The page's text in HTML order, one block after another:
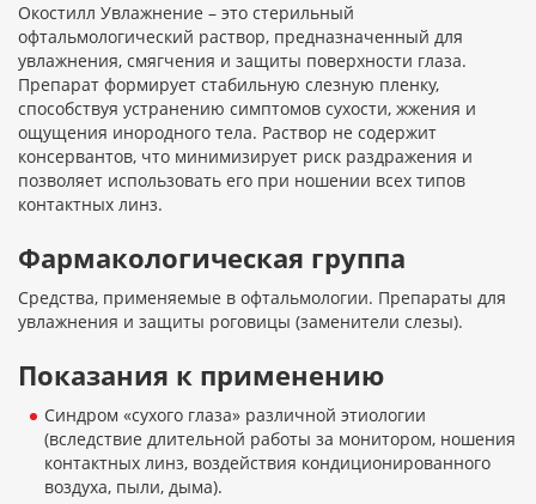
Окостилл Увлажнение – это стерильный
офтальмологический раствор, предназначенный для
увлажнения, смягчения и защиты поверхности глаза.
Препарат формирует стабильную слезную пленку,
способствуя устранению симптомов сухости, жжения и
ощущения инородного тела. Раствор не содержит
консервантов, что минимизирует риск раздражения и
позволяет использовать его при ношении всех типов
контактных линз.
Фармакологическая группа
Средства, применяемые в офтальмологии. Препараты для
увлажнения и защиты роговицы (заменители слезы).
Показания к применению
Синдром «сухого глаза» различной этиологии
(вследствие длительной работы за монитором, ношения
контактных линз, воздействия кондиционированного
воздуха, пыли, дыма).